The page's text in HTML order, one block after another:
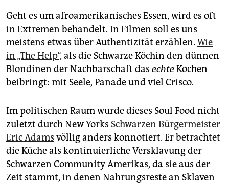
fragen & hilfe
unterstützen
abo
genossenschaft
Geht es um afroamerikanisches Essen, wird es oft
in Extremen behandelt. In Filmen soll es uns
meistens etwas über Authentizität erzählen. Wie
in „The Help“, als die Schwarze Köchin den dünnen
Blondinen der Nachbarschaft das echteKochen
beibringt: mit Seele, Panade und viel Crisco.
Im politischen Raum wurde dieses Soul Food nicht
zuletzt durch New Yorks Schwarzen Bürgermeister
Eric Adams völlig anders konnotiert. Er betrachtet
die Küche als kontinuierliche Versklavung der
Schwarzen Community Amerikas, da sie aus der
Zeit stammt, in denen Nahrungsreste an Sklaven